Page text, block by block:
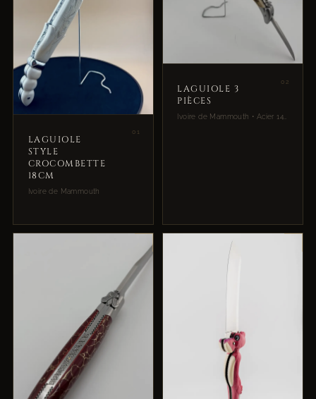
01
LAGUIOLE
STYLE
CROCOMBETTE
18CM
Ivoire de Mammouth
02
LAGUIOLE 3
PIÈCES
Ivoire de Mammouth • Acier 14C28N • Gravure burin